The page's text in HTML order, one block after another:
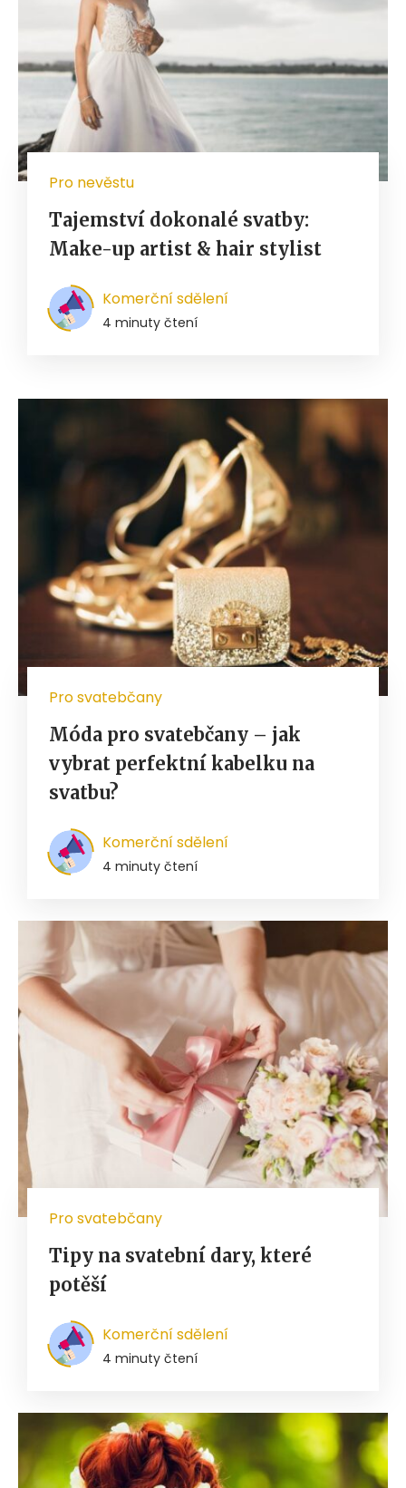
Pro nevěstu
Tajemství dokonalé svatby:
Make-up artist & hair stylist
Komerční sdělení
4 minuty čtení
Pro svatebčany
Móda pro svatebčany – jak
vybrat perfektní kabelku na
svatbu?
Komerční sdělení
4 minuty čtení
Pro svatebčany
Tipy na svatební dary, které
potěší
Komerční sdělení
4 minuty čtení